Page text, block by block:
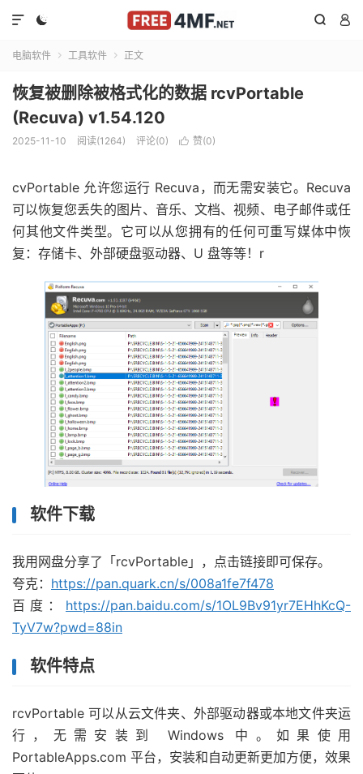
  

电脑软件  工具软件  正文
恢复被删除被格式化的数据 rcvPortable
(Recuva) v1.54.120
2025-11-10 阅读(1264) 评论(0)  赞(0)
cvPortable 允许您运行 Recuva，而无需安装它。Recuva
可以恢复您丢失的图片、音乐、文档、视频、电子邮件或任
何其他文件类型。它可以从您拥有的任何可重写媒体中恢
复：存储卡、外部硬盘驱动器、U 盘等等！r
软件下载
我用网盘分享了「rcvPortable」，点击链接即可保存。
夸克： https://pan.quark.cn/s/008a1fe7f478
百度： https://pan.baidu.com/s/1OL9Bv91yr7EHhKcQ-
TyV7w?pwd=88in
软件特点
rcvPortable 可以从云文件夹、外部驱动器或本地文件夹运
行，无需安装到 Windows 中。如果使用
PortableApps.com 平台，安装和自动更新更加方便，效果